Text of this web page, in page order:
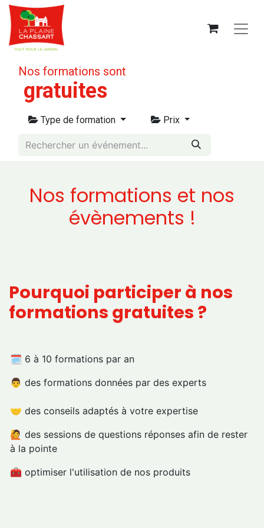
Nos formations sont
gratuites
Type de formation Prix
Nos formations et nos
évènements !
Pourquoi participer à nos
formations gratuites ?
🗓️ 6 à 10 formations par an
👨 des formations données par des experts
🤝 des conseils adaptés à votre expertise
🙋 des sessions de questions réponses afin de rester
à la pointe
🧰 optimiser l'utilisation de nos produits